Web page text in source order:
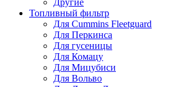
Топливный фильтр
Для Cummins Fleetguard
Для Перкинса
Для гусеницы
Для Комацу
Для Мицубиси
Для Вольво